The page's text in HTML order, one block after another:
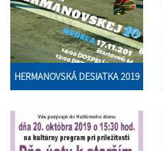
HERMANOVSKÁ DESIATKA 2019